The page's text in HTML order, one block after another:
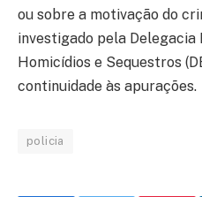
ou sobre a motivação do
investigado pela Delegacia
Homicídios e Sequestros
continuidade às apurações.
policia